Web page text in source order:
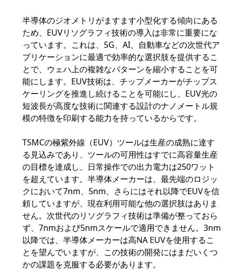
半導体のジオメトリがますます小型化する傾向にある
ため、EUVリソグラフィ技術の導入は非常に重要にな
っています。これは、5G、AI、自動車などの次世代ア
プリケーションに最適で効率的な選択肢を提供するこ
とで、ウェハ上の複雑なパターンを縮小することを可
能にします。EUV技術は、チップメーカーがチップス
ケーリングを推進し続けることを可能にし、EUV光の
短波長が高度な技術に関連する設計のナノメートル規
模の特徴を印刷する能力を持っているからです。
TSMCの極紫外線（EUV）ツールは生産の成熟に達す
る見込みであり、ツールの可用性はすでに高容量生産
の目標を達成し、日常操作での出力電力は250ワット
を超えています。半導体メーカーは、最先端のロジッ
クにおいて7nm、5nm、さらにはそれ以降でEUVを信
頼していますが、現在利用可能な他の選択肢はありま
せん。次世代のリソグラフィ技術は準備が整っておら
ず、7nmおよび5nmスケールで適用できません。3nm
以降では、半導体メーカーは高NA EUVを使用するこ
とを望んでいますが、この技術の開発にはまだいくつ
かの課題を克服する必要があります。